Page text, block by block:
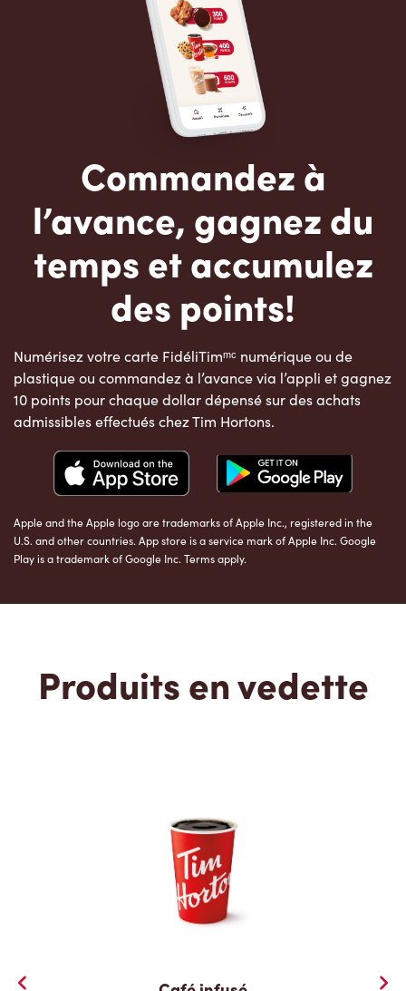
Commandez à
l’avance, gagnez du
temps et accumulez
des points!
Numérisez votre carte FidéliTimᵐᶜ numérique ou de
plastique ou commandez à l’avance via l’appli et gagnez
10 points pour chaque dollar dépensé sur des achats
admissibles effectués chez Tim Hortons.
Apple and the Apple logo are trademarks of Apple Inc., registered in the
U.S. and other countries. App store is a service mark of Apple Inc. Google
Play is a trademark of Google Inc. Terms apply.
Produits en vedette